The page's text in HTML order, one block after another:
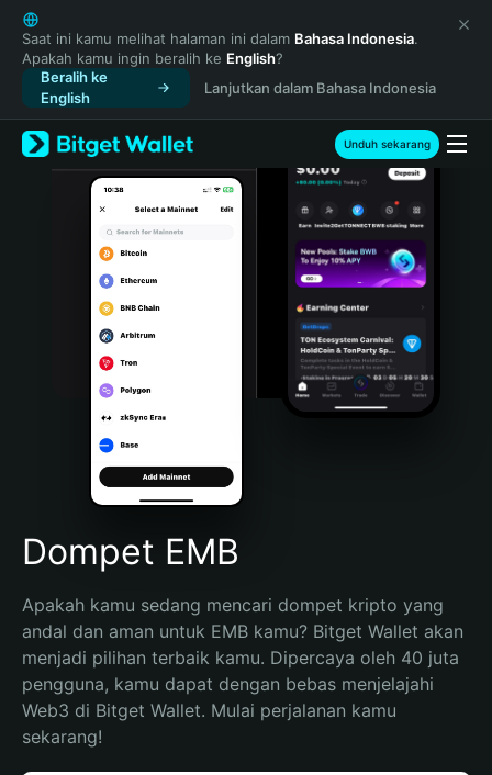
English
日本語
Tiếng Việt
Русский
Español (Latinoamérica)
Türkçe
Italiano
Português (Portugal)
Bahasa Indonesia
Português (Brasil)
Español (Argentina)
Saat ini kamu melihat halaman ini dalam Bahasa Indonesia.
Apakah kamu ingin beralih ke English?
Beralih ke
English
Lanjutkan dalam Bahasa Indonesia
Unduh sekarang
Dompet EMB
Apakah kamu sedang mencari dompet kripto yang
andal dan aman untuk EMB kamu? Bitget Wallet akan
menjadi pilihan terbaik kamu. Dipercaya oleh 40 juta
pengguna, kamu dapat dengan bebas menjelajahi
Web3 di Bitget Wallet. Mulai perjalanan kamu
sekarang!